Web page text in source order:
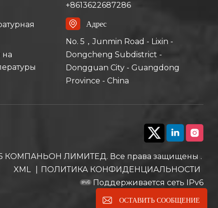
на
+8613622687286
Адрес
No. 5，Junmin Road - Lixin -
Dongcheng Subdistrict -
Dongguan City - Guangdong
Province - China
КОМПАНЬОН ЛИМИТЕД. Все права защищены .
XML
ПОЛИТИКА КОНФИДЕНЦИАЛЬНОСТИ
Поддерживается сеть IPv6
ОСТАВИТЬ СООБЩЕНИЕ